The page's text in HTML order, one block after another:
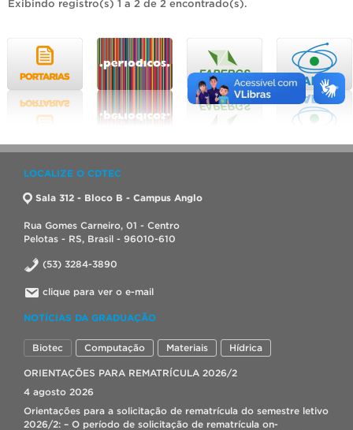
Exibindo registro(s) 1 a 2 de 2 encontrado(s).
LOCALIZE O CDTEC
Sala 312 - Bloco B - Campus Anglo
Rua Gomes Carneiro, 01 - Centro
Pelotas - RS, Brasil - 96010-610
(53) 3284-3890
clique para ver o e-mail
NOTÍCIAS DA GRADUAÇÃO
Biotec Computação Materiais Hídrica
ORIENTAÇÕES PARA REMATRÍCULA 2026/2
4 agosto 2026
Orientações para a solicitação de rematrícula do semestre letivo
2026/2: – O período de solicitação de rematrícula on-